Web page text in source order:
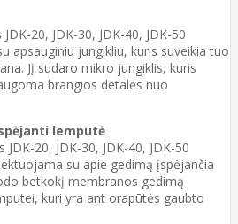
20, JDK-30, JDK-40, JDK-50
apsauginiu jungikliu, kuris suveikia tuo
Jį sudaro mikro jungiklis, kuris
brangios detalės nuo
lemputė
20, JDK-30, JDK-40, JDK-50
su apie gedimą įspėjančia
betkokį membranos gedimą
kuri yra ant orapūtės gaubto